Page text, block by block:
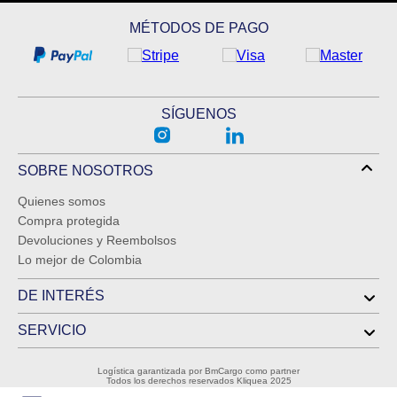
MÉTODOS DE PAGO
SÍGUENOS
SOBRE NOSOTROS
Quienes somos
Compra protegida
Devoluciones y Reembolsos
Lo mejor de Colombia
DE INTERÉS
SERVICIO
Logística garantizada por BmCargo como partner
Todos los derechos reservados Kliquea 2025